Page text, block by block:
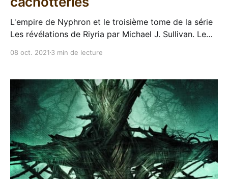
L'empire de Nyphron et le troisième tome de la série
Les révélations de Riyria par Michael J. Sullivan. Le
peu d'épaisseur ! Après les petites révélations du
compères de Riyria s&
08 oct. 2021 3 min de lecture